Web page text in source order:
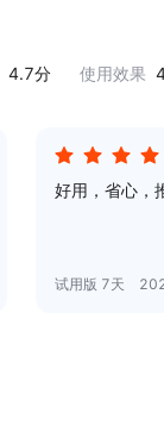
4.7分 使用效果
好用，省心，
试用版 7天